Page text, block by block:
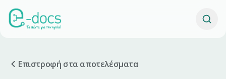
Επιστροφή στα αποτελέσματα